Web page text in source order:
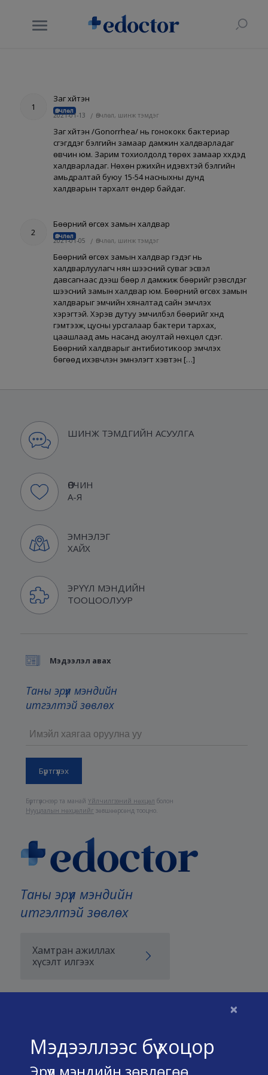
1
Заг хүйтэн
Өвчлөл
2021-01-13 / Өвчлөл, шинж тэмдэг
Заг хүйтэн /Gonorrhea/ нь гонококк бактериар
үүсгэгддэг бэлгийн замаар дамжин халдварладаг
өвчин юм. Зарим тохиолдолд төрөх замаар хүүхдэд
халдварладаг. Нөхөн үржихүйн идэвхтэй бэлгийн
амьдралтай буюу 15-54 насныхны дунд
халдварын тархалт өндөр байдаг.
2
Бөөрний өгсөх замын халдвар
Өвчлөл
2021-01-05 / Өвчлөл, шинж тэмдэг
Бөөрний өгсөх замын халдвар гэдэг нь
халдварлуулагч нян шээсний суваг эсвэл
давсагнаас дээш бөөр лүү дамжиж бөөрийг үрэвсүүлдэг
шээсний замын халдвар юм. Бөөрний өгсөх замын
халдварыг эмчийн хяналтад сайн эмчлэх
хэрэгтэй. Хэрэв дутуу эмчилбэл бөөрийг хүнд
гэмтээж, цусны урсгалаар бактери тархах,
цаашлаад амь насанд аюултай нөхцөл үүсдэг.
Бөөрний халдварыг антибиотикоор эмчлэх
бөгөөд ихэвчлэн эмнэлэгт хэвтэн […]
×
Мэдээллээс бүү хоцор
ШИНЖ ТЭМДГИЙН АСУУЛГА
ӨВЧИН
А-Я
ЭМНЭЛЭГ
ХАЙХ
ЭРҮҮЛ МЭНДИЙН
ТООЦООЛУУР
Таны эрүүл мэндийн
итгэлтэй зөвлөх
Хамтран ажиллах
хүсэлт илгээх
Үйлчилгээний нөхцөл
Мэдээлэл авах
Таны эрүүл мэндийн
итгэлтэй зөвлөх
Бүртгүүлснээр та манайҮйлчилгээний нөхцөл болон
Нууцлалын нөхцөлийг зөвшөөрсөнд тооцно.